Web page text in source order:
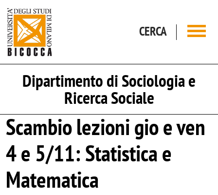
CERCA
Dipartimento di Sociologia e
Ricerca Sociale
Scambio lezioni gio e ven
4 e 5/11: Statistica e
Matematica